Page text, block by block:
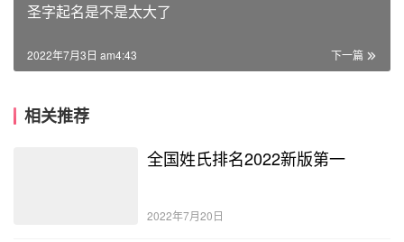
圣字起名是不是太大了
下一篇
2022年7月3日 am4:43
相关推荐
全国姓氏排名2022新版第一
2022年7月20日